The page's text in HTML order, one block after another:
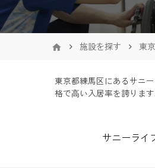
施設を探す 東
東京都練馬区にあるサニ
格で⾼い入居率を誇りま
サニーライ